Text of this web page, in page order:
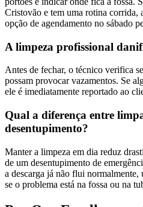
Cristovão e tem uma rotina corrida,
opção de agendamento no sábado
A limpeza profissional
Antes de fechar, o técnico verifica
possam provocar vazamentos. Se
ele é imediatamente reportado ao
Qual a diferença entre
desentupimento?
Manter a limpeza em dia reduz
de um desentupimento de
a descarga já não flui
se o problema está na fossa ou na